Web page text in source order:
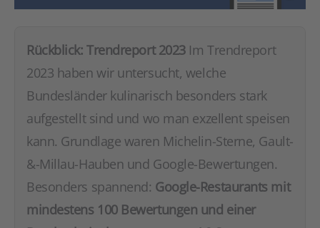
Rückblick: Trendreport 2023Im Trendreport
2023 haben wir untersucht, welche
Bundesländer kulinarisch besonders stark
aufgestellt sind und wo man exzellent speisen
kann. Grundlage waren Michelin-Sterne, Gault-
&-Millau-Hauben und Google-Bewertungen.
Besonders spannend: Google-Restaurants mit
mindestens 100 Bewertungen und einer